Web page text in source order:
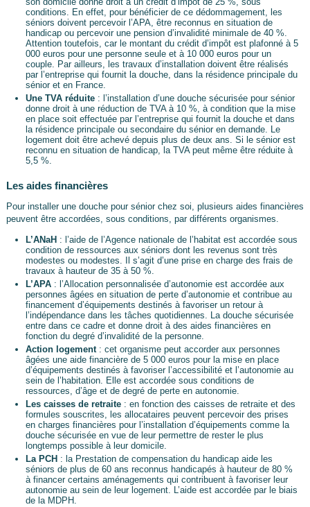
conditions. En effet, pour bénéficier de ce dédommagement, les
séniors doivent percevoir l’APA, être reconnus en situation de
handicap ou percevoir une pension d’invalidité minimale de 40 %.
Attention toutefois, car le montant du crédit d’impôt est plafonné à 5
000 euros pour une personne seule et à 10 000 euros pour un
couple. Par ailleurs, les travaux d’installation doivent être réalisés
par l’entreprise qui fournit la douche, dans la résidence principale du
sénior et en France.
Une TVA réduite: l’installation d’une douche sécurisée pour sénior
donne droit à une réduction de TVA à 10 %, à condition que la mise
en place soit effectuée par l’entreprise qui fournit la douche et dans
la résidence principale ou secondaire du sénior en demande. Le
logement doit être achevé depuis plus de deux ans. Si le sénior est
reconnu en situation de handicap, la TVA peut même être réduite à
5,5 %.
Les aides financières
Pour installer une douche pour sénior chez soi, plusieurs aides financières
peuvent être accordées, sous conditions, par différents organismes.
L’ANaH : l’aide de l’Agence nationale de l’habitat est accordée sous
condition de ressources aux séniors dont les revenus sont très
modestes ou modestes. Il s’agit d’une prise en charge des frais de
travaux à hauteur de 35 à 50 %.
L’APA: l’Allocation personnalisée d’autonomie est accordée aux
personnes âgées en situation de perte d’autonomie et contribue au
financement d’équipements destinés à favoriser un retour à
l’indépendance dans les tâches quotidiennes. La douche sécurisée
entre dans ce cadre et donne droit à des aides financières en
fonction du degré d’invalidité de la personne.
Action logement: cet organisme peut accorder aux personnes
âgées une aide financière de 5 000 euros pour la mise en place
d’équipements destinés à favoriser l’accessibilité et l’autonomie au
sein de l’habitation. Elle est accordée sous conditions de
ressources, d’âge et de degré de perte en autonomie.
Les caisses de retraite: en fonction des caisses de retraite et des
formules souscrites, les allocataires peuvent percevoir des prises
en charges financières pour l’installation d’équipements comme la
douche sécurisée en vue de leur permettre de rester le plus
longtemps possible à leur domicile.
La PCH : la Prestation de compensation du handicap aide les
séniors de plus de 60 ans reconnus handicapés à hauteur de 80 %
à financer certains aménagements qui contribuent à favoriser leur
autonomie au sein de leur logement. L’aide est accordée par le biais
de la MDPH.